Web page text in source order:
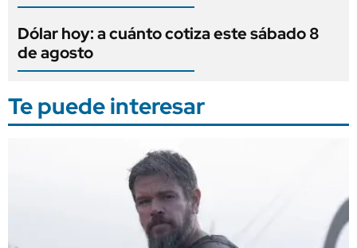
Dólar hoy: a cuánto cotiza este sábado 8
de agosto
Te puede interesar